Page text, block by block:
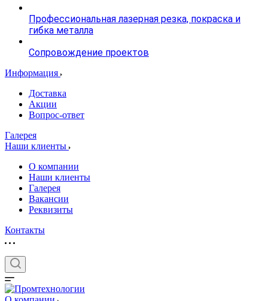
Профессиональная лазерная резка, покраска и
гибка металла
Сопровождение проектов
Информация
Доставка
Акции
Вопрос-ответ
Галерея
Наши клиенты
О компании
Наши клиенты
Галерея
Вакансии
Реквизиты
Контакты